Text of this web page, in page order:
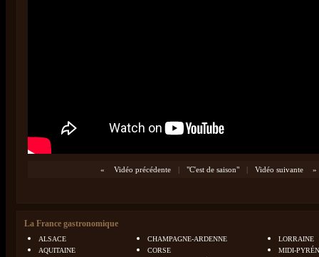
« Vidéo précédente | "C'est de saison" | Vidéo suivante »
La France gastronomique
ALSACE
AQUITAINE
CHAMPAGNE-ARDENNE
CORSE
LORRAINE
MIDI-